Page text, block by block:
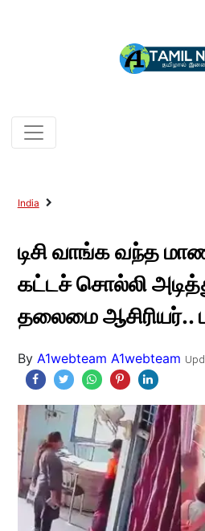
India
டிசி வாங்க வந்த
கட்டச் சொல்லி
தலைமை ஆசிரியர்..
By A1webteam A1webteam